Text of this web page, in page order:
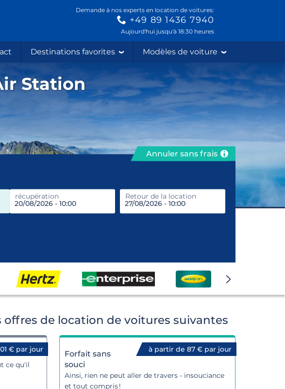
Demande à nos experts en location de voitures:
+49 89 1436 7940
Aujourd'hui jusqu'à 18:30 heures
Destinations favorites Modèles de voiture
Station
Annuler sans frais
récupération Retour de la location
prendre
de location de voitures suivantes
€ par jour
ce qu'il
à partir de 87 € par jour
Forfait sans
souci
Ainsi, rien ne peut aller de travers - insouciance
et tout compris !